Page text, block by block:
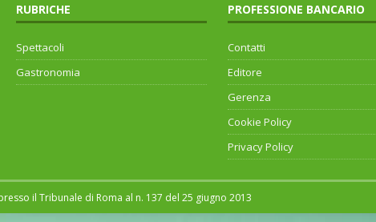
RUBRICHE
Spettacoli
Gastronomia
PROFESSIONE BANCARIO
Contatti
Editore
Gerenza
Cookie Policy
Privacy Policy
il Tribunale di Roma al n. 137 del 25 giugno 2013